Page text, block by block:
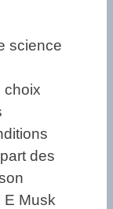
science
choix
des
E Musk